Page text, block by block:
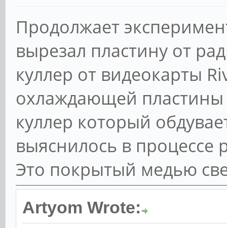
Продолжает
вырезал пластину от
куллер от видеокарты
охлаждающей пластины
куллер который
выяснилось в процессе
Это покрытый медью
Artyom Wrote: